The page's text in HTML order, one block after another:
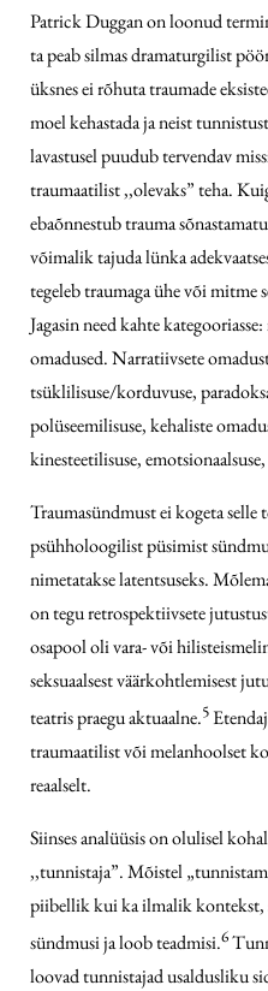
Patrick Duggan on loonud
ta peab silmas dramaturgilist
üksnes ei rõhuta traumade
moel kehastada ja neist
lavastusel puudub tervendav
traumaatilist ,,olevaks” teha.
ebaõnnestub trauma
võimalik tajuda lünka
tegeleb traumaga ühe või mitme
Jagasin need kahte
omadused. Narratiivsete
tsüklilisuse/korduvuse,
polüseemilisuse, kehaliste
kinesteetilisuse,
Traumasündmust ei kogeta
psühholoogilist püsimist
nimetatakse latentsuseks.
on tegu retrospektiivsete
osapool oli vara- või
seksuaalsest väärkohtlemisest
teatris praegu aktuaalne.5
traumaatilist või melanhoolset
reaalselt.
Siinses analüüsis on olulisel
,,tunnistaja”. Mõistel
piibellik kui ka ilmalik kontekst,
sündmusi ja loob teadmisi.6
loovad tunnistajad usaldusliku